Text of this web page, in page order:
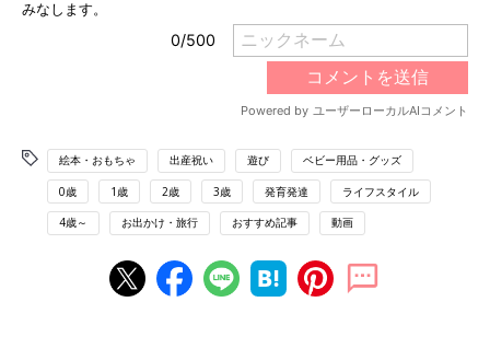
絵本・おもちゃ 出産祝い 遊び ベビー用品・グッズ
0歳 1歳 2歳 3歳 発育発達 ライフスタイル
4歳～ お出かけ・旅行 おすすめ記事 動画